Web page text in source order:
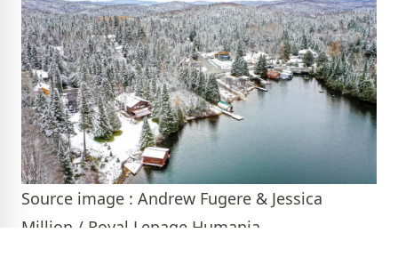
Source image : Andrew Fugere & Jessica
Million / Royal Lepage Humania